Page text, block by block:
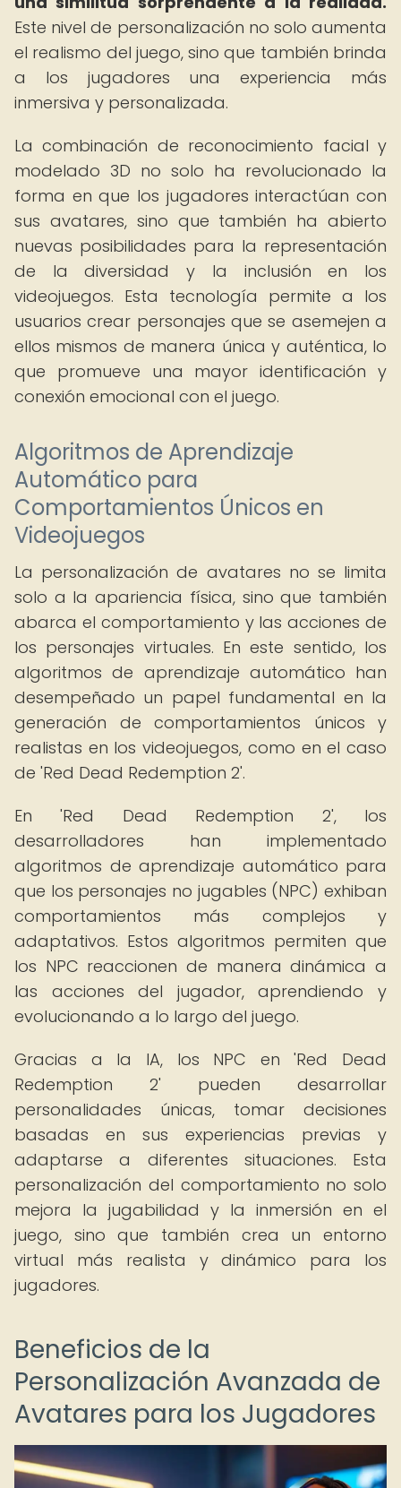
Este nivel de personalización no solo aumenta
el realismo del juego, sino que también brinda
a los jugadores una experiencia más
inmersiva y personalizada.
La combinación de reconocimiento facial y
modelado 3D no solo ha revolucionado la
forma en que los jugadores interactúan con
sus avatares, sino que también ha abierto
nuevas posibilidades para la representación
de la diversidad y la inclusión en los
videojuegos. Esta tecnología permite a los
usuarios crear personajes que se asemejen a
ellos mismos de manera única y auténtica, lo
que promueve una mayor identificación y
conexión emocional con el juego.
Algoritmos de Aprendizaje
Automático para
Comportamientos Únicos en
Videojuegos
La personalización de avatares no se limita
solo a la apariencia física, sino que también
abarca el comportamiento y las acciones de
los personajes virtuales. En este sentido, los
algoritmos de aprendizaje automático han
desempeñado un papel fundamental en la
generación de comportamientos únicos y
realistas en los videojuegos, como en el caso
de 'Red Dead Redemption 2'.
En 'Red Dead Redemption 2', los
desarrolladores han implementado
algoritmos de aprendizaje automático para
que los personajes no jugables (NPC) exhiban
comportamientos más complejos y
adaptativos. Estos algoritmos permiten que
los NPC reaccionen de manera dinámica a
las acciones del jugador, aprendiendo y
evolucionando a lo largo del juego.
Gracias a la IA, los NPC en 'Red Dead
Redemption 2' pueden desarrollar
personalidades únicas, tomar decisiones
basadas en sus experiencias previas y
adaptarse a diferentes situaciones. Esta
personalización del comportamiento no solo
mejora la jugabilidad y la inmersión en el
juego, sino que también crea un entorno
virtual más realista y dinámico para los
jugadores.
Beneficios de la
Personalización Avanzada de
Avatares para los Jugadores